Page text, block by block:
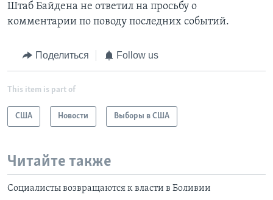
Штаб Байдена не ответил на просьбу о
комментарии по поводу последних событий.
Поделиться Follow us
This item is part of
США Новости Выборы в США
Читайте также
Социалисты возвращаются к власти в Боливии